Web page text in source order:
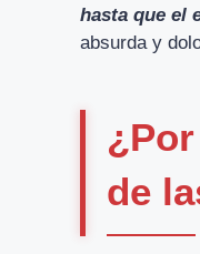
hasta que el
absurda y
de